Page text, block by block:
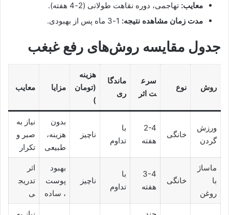
معایب: تهاجمی، دوره نقاهت طولانی (2-4 هفته).
مدت زمان مشاهده نتیجه:
جدول مقایسه روش‌های رفع غبغب
روش نوع
سرع
ت اثر
ماندگا
ری
هزینه
(تومان
)
مزایا معایب
ورزش
گردن
خانگی
2-4
هفته
با
تداوم
ناچیز
بدون
هزینه،
طبیعی
نیاز به
صبر و
تکرار
ماساژ
با
روغن
خانگی
3-4
هفته
با
تداوم
ناچیز
بهبود
پوست
، ساده
اثر
تدریج
ی